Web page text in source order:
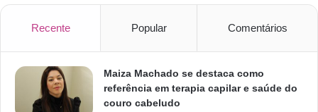
Recente Popular Comentários
Maiza Machado se destaca como
referência em terapia capilar e saúde do
couro cabeludo